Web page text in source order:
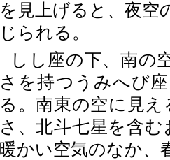
を見上げると、夜空
じられる。
しし座の下、南の
さを持つうみへび
る。南東の空に見
さ、北斗七星を含
暖かい空気のなか、